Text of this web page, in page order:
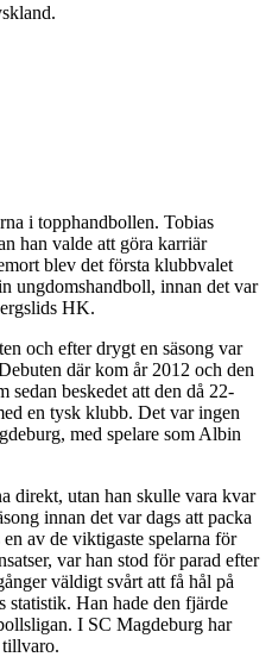
i topphandbollen. Tobias
han valde att göra karriär
blev det första klubbvalet
ungdomshandboll, innan det var
HK.
och efter drygt en säsong var
där kom år 2012 och den
beskedet att den då 22-
en tysk klubb. Det var ingen
med spelare som Albin
direkt, utan han skulle vara kvar
innan det var dags att packa
av de viktigaste spelarna för
var han stod för parad efter
väldigt svårt att få hål på
statistik. Han hade den fjärde
I SC Magdeburg har